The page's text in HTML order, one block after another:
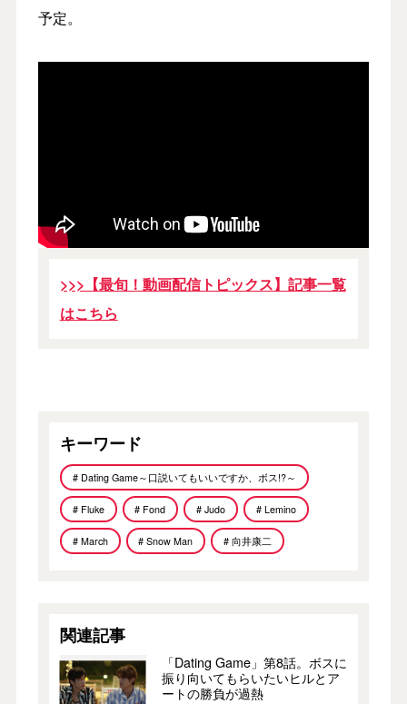
予定。
>>>【最旬！動画配信トピックス】記事一覧
はこちら
キーワード
# Dating Game～口説いてもいいですか、ボス!?～
# Fluke # Fond # Judo # Lemino
# March # Snow Man # 向井康二
関連記事
「Dating Game」第8話。ボスに
振り向いてもらいたいヒルとア
ートの勝負が過熱